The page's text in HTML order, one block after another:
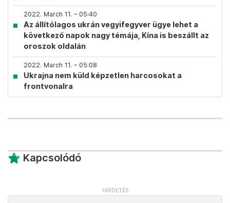
2022. March 11. – 05:40
Az állítólagos ukrán vegyifegyver ügye lehet a
következő napok nagy témája, Kína is beszállt az
oroszok oldalán
2022. March 11. – 05:08
Ukrajna nem küld képzetlen harcosokat a
frontvonalra
Kapcsolódó